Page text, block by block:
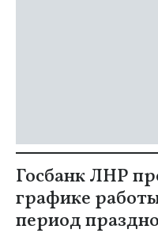
Госбанк ЛНР
графике
период